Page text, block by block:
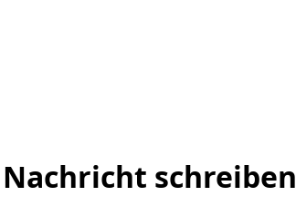
Nachricht schreiben